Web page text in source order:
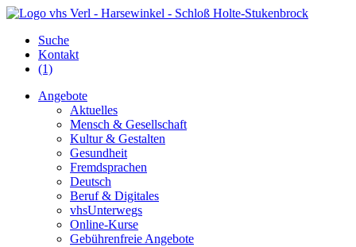
Suche
Kontakt
(1)
Angebote
Aktuelles
Mensch & Gesellschaft
Kultur & Gestalten
Gesundheit
Fremdsprachen
Deutsch
Beruf & Digitales
vhsUnterwegs
Online-Kurse
Gebührenfreie Angebote